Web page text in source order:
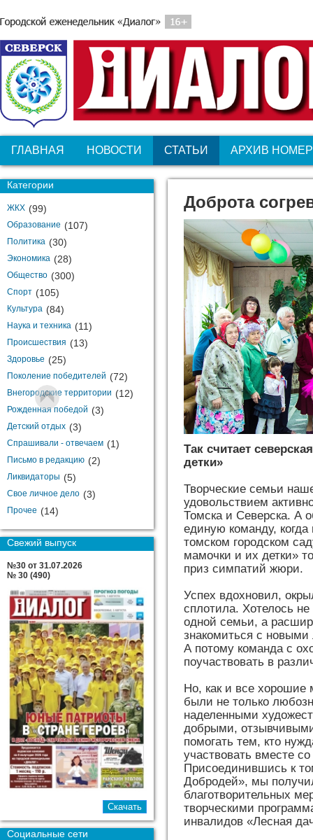
ГЛАВНАЯ НОВОСТИ СТАТЬИ АРХИВ
Категории
ЖКХ (99)
Образование (107)
Политика (30)
Экономика (28)
Общество (300)
Спорт (105)
Культура (84)
Наука и техника (11)
Происшествия (13)
Здоровье (25)
Поколение победителей (72)
Внегородские территории (12)
Рожденная победой (3)
Детский отдых (3)
Спрашивали - отвечаем (1)
Письмо в редакцию (2)
Ликвидаторы (5)
Свое личное дело (3)
Прочее (14)
Свежий выпуск
№30 от 31.07.2026
№ 30 (490)
Социальные сети
Доброта
Так считает
детки»
Творческие семьи
удовольствием
Томска и Северска. А
единую команду, когда
томском городском
мамочки и их детки»
приз симпатий жюри.
Успех вдохновил,
сплотила. Хотелось
одной семьи, а
знакомиться с
А потому команда с
поучаствовать в
Но, как и все
были не только
наделенными
добрыми,
помогать тем, кто
участвовать вместе
Присоединившись к
Добродей», мы
благотворительных
творческими
инвалидов «Лесная